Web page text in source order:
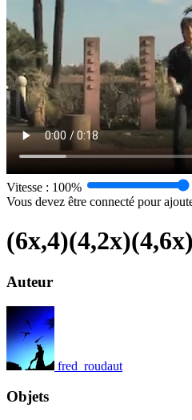
Vitesse : 100%
Vous devez être connecté pour
Auteur
fred_roudaut
Objets